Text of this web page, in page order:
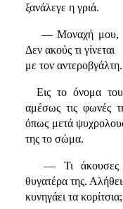
ξανάλεγε η γριά.
— Μοναχή μου,
Δεν ακούς τι γίνεται
με τον αντεροβγάλτη.
Εις το όνομα
αμέσως τις φωνές
όπως μετά
της το σώμα.
— Τι άκουσες
θυγατέρα της.
κυνηγάει τα